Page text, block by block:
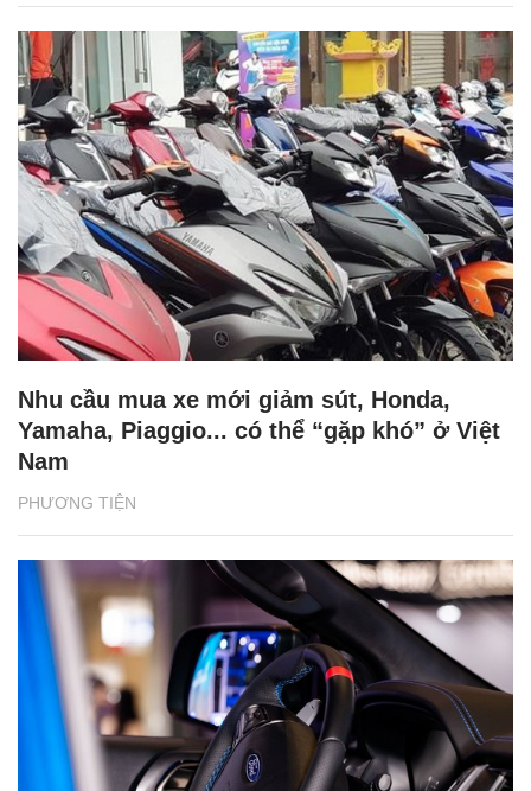
PHƯƠNG TIỆN
Nhu cầu mua xe mới giảm sút, Honda,
Yamaha, Piaggio... có thể “gặp khó” ở Việt
Nam